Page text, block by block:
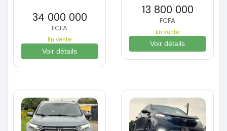
34 000 000
FCFA
En vente
Voir détails
13 800 000
FCFA
En vente
Voir détails